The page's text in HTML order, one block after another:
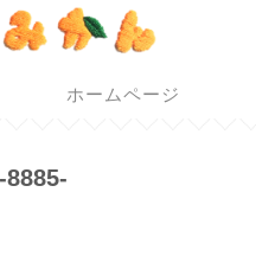
ホームページ
8885-